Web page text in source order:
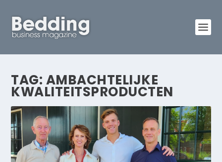
TAG: AMBACHTELIJKE
KWALITEITSPRODUCTEN